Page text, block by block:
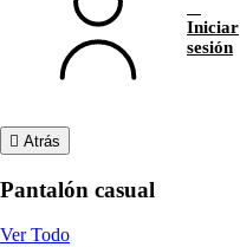
Iniciar
sesión
Atrás
Pantalón casual
Ver Todo